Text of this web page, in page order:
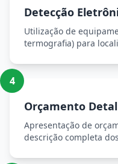
Detecção
Utilização de
termografia) para
4
Orçamento
Apresentação de
descrição completa